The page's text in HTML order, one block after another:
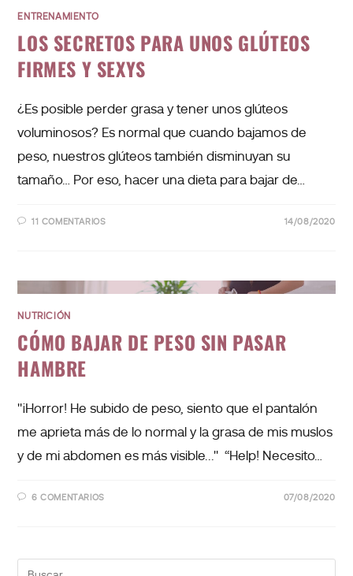
ENTRENAMIENTO
LOS SECRETOS PARA UNOS GLÚTEOS
FIRMES Y SEXYS
¿Es posible perder grasa y tener unos glúteos
voluminosos? Es normal que cuando bajamos de
peso, nuestros glúteos también disminuyan su
tamaño… Por eso, hacer una dieta para bajar de…
11 COMENTARIOS 14/08/2020
NUTRICIÓN
CÓMO BAJAR DE PESO SIN PASAR
HAMBRE
"¡Horror! He subido de peso, siento que el pantalón
me aprieta más de lo normal y la grasa de mis muslos
y de mi abdomen es más visible..." “Help! Necesito…
6 COMENTARIOS 07/08/2020